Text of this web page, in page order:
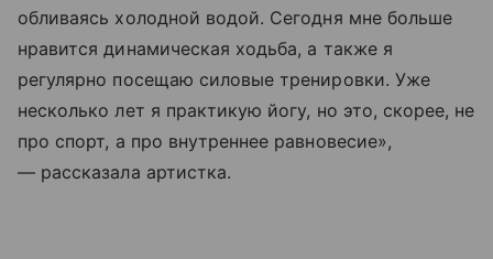
обливаясь холодной водой. Сегодня мне больше
нравится динамическая ходьба, а также я
регулярно посещаю силовые тренировки. Уже
несколько лет я практикую йогу, но это, скорее, не
про спорт, а про внутреннее равновесие»,
— рассказала артистка.